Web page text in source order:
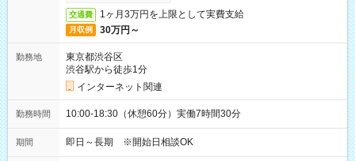
交通費 1ヶ月3万円を上限として実費支給
月収例 30万円～
勤務地
東京都渋谷区
渋谷駅から徒歩1分
インターネット関連
勤務時間 10:00-18:30（休憩60分）実働7時間30分
期間 即日～長期 ※開始日相談OK